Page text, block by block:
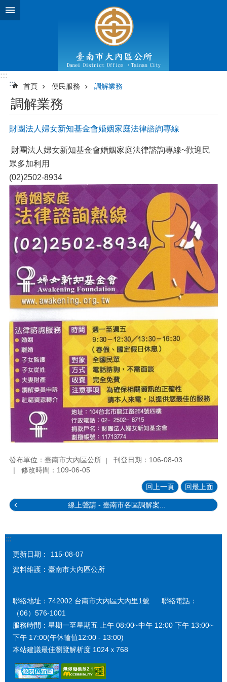
跳到主要內容區塊
:::
:::
首頁 便民服務 調解業務
調解業務
財團法人婦女新知基金會婚姻家庭法律諮詢專線
財團法人婦女新知基金會婚姻家庭法律諮詢專線~歡迎民
眾多加利用
(02)2502-8934
發布單位：臺南市大內區公所
刊登日期：106-08-03
修改時間：109-06-05
回上一頁 回最上面
線上聲請 - 臺南市各區調解案...
:::
更新日期：
115-08-07
資料維護：臺南市大內區公所
聯絡地址：742002 台南市大內區大內里1號 聯絡電話：
（06）576-1001
服務時間：星期一至星期五 上午 08:00~中午 12:00 下午 13:00~
下午 17:00(午休輪值12:00 - 13:00)
本站建議最佳瀏覽解析度 1024ｘ768